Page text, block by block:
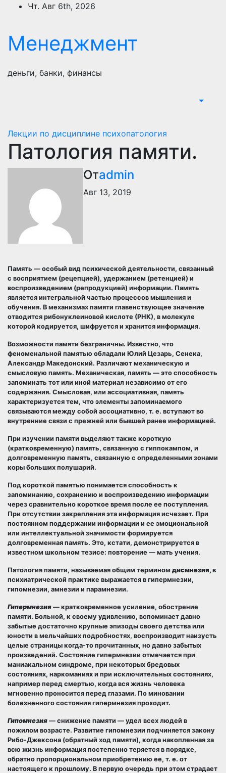
ПерейтиЧт. Авг 6th, 2026
Менеджмент
деньги, банки, финансы
Лекции по дисциплине психопатология
Патология памяти.
Отadmin
Авг 13, 2019
Память — особый вид психической деятельности, связанный
с восприятием (рецепцией), удержанием (ретенцией) и
воспроизведением (репродукцией) информации. Память
является интегральной частью процессов мышления и
обучения. В механизмах памяти главенствующее значение
отводится рибонуклеиновой кислоте (РНК), в молекуле
которой кодируется, шифруется и хранится информация.
Возможности памяти безграничны. Известно, что
феноменальной памятью обладали Юлий Цезарь, Сенека,
Александр Македонский. Различают механическую и
смысловую память. Механическая, память — это способность
запоминать тот или иной материал независимо от его
содержания. Смысловая, или ассоциативная, память
характеризуется тем, что элементы запоминаемого
связываются между собой ассоциативно, т. е. вступают во
внутренние связи с прежней или бывшей ранее информацией.
При изучении памяти выделяют также короткую
(кратковременную) память, связанную с гиппокампом, и
долговременную память, связанную с определенными зонами
коры больших полушарий.
Под короткой памятью понимается способность к
запоминанию, сохранению и воспроизведению информации
через сравнительно короткое время после ее поступления.
При отсутствии закрепления эта информация исчезает. При
постоянном поддержании информации и ее эмоциональной
или интеллектуальной значимости формируется
долговременная память. Это, кстати, демонстрируется в
известном школьном тезисе: повторение — мать учения.
Патология памяти, называемая общим термином дисмнезия, в
психиатрической практике выражается в гипермнезии,
гипомнезии, амнезии и парамнезии.
Гипермнезия — кратковременное усиление, обострение
памяти. Больной, к своему удивлению, вспоминает давно
забытые достаточно крупные эпизоды своего детства или
юности в мельчайших подробностях, воспроизводит наизусть
целые страницы когда-то прочитанных, но давно забытых
произведений. Состояние гипермнезии отмечается при
маниакальном синдроме, при некоторых бредовых
состояниях, наркоманиях и при исключительных состояниях,
например перед смертью, когда вся жизнь человека
мгновенно проносится перед глазами. По миновании
болезненного состояния гипермнезия проходит.
Гипомнезия — снижение памяти — удел всех людей в
пожилом возрасте. Развитие гипомнезии подчиняется закону
Рибо-Джексона (обратный ход памяти), когда накопленная за
всю жизнь информация постепенно теряется в порядке,
обратно пропорциональном приобретению ее, т. е. от
настоящего к прошлому. В первую очередь при этом страдает